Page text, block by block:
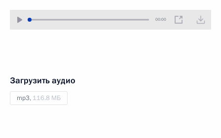
00:00
Загрузить аудио
mp3, 116.8 МБ